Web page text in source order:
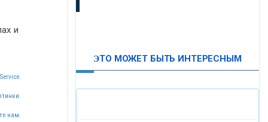
и
нам.
ЭТО МОЖЕТ БЫТЬ ИНТЕРЕСНЫМ